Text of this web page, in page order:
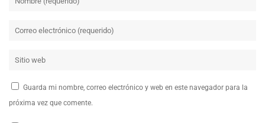
Guarda mi nombre, correo electrónico y web en este navegador para la
próxima vez que comente.